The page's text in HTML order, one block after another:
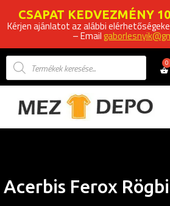
CSAPAT KEDVEZMÉNY
Kérjen ajánlatot az alábbi
– Email
Products
search
Acerbis Ferox